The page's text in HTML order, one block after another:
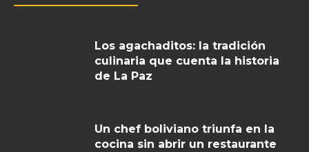
Los agachaditos: la tradición
culinaria que cuenta la historia
de La Paz
Un chef boliviano triunfa en la
cocina sin abrir un restaurante